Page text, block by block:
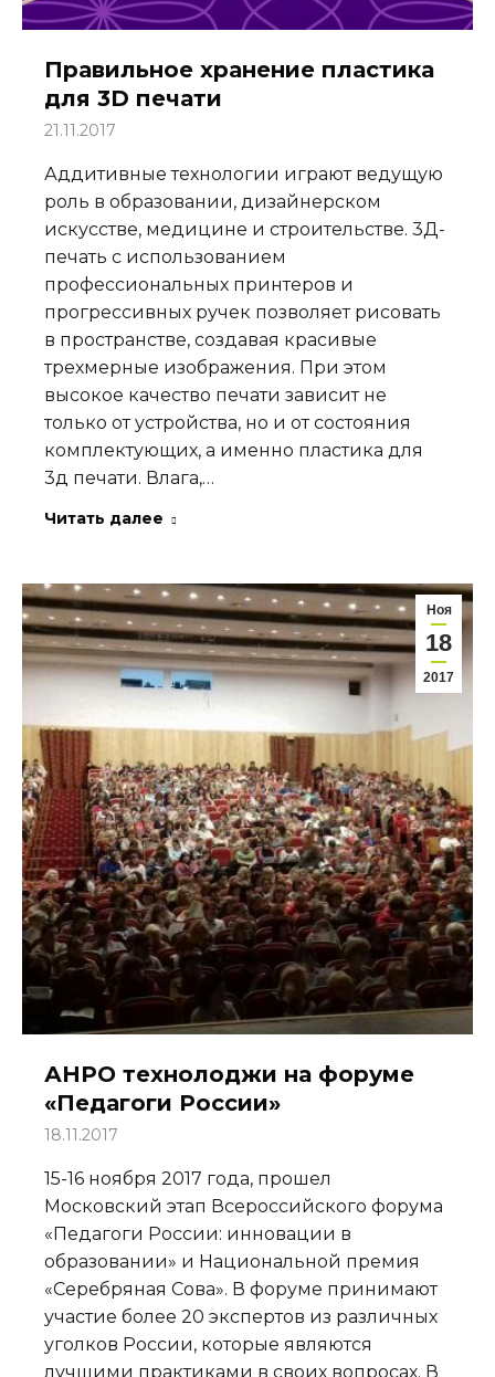
Правильное хранение пластика
для 3D печати
21.11.2017
Аддитивные технологии играют ведущую
роль в образовании, дизайнерском
искусстве, медицине и строительстве. 3Д-
печать с использованием
профессиональных принтеров и
прогрессивных ручек позволяет рисовать
в пространстве, создавая красивые
трехмерные изображения. При этом
высокое качество печати зависит не
только от устройства, но и от состояния
комплектующих, а именно пластика для
3д печати. Влага,…
Читать далее
Ноя
18
2017
АНРО технолоджи на форуме
«Педагоги России»
18.11.2017
15-16 ноября 2017 года, прошел
Московский этап Всероссийского форума
«Педагоги России: инновации в
образовании» и Национальной премия
«Серебряная Сова». В форуме принимают
участие более 20 экспертов из различных
уголков России, которые являются
лучшими практиками в своих вопросах. В